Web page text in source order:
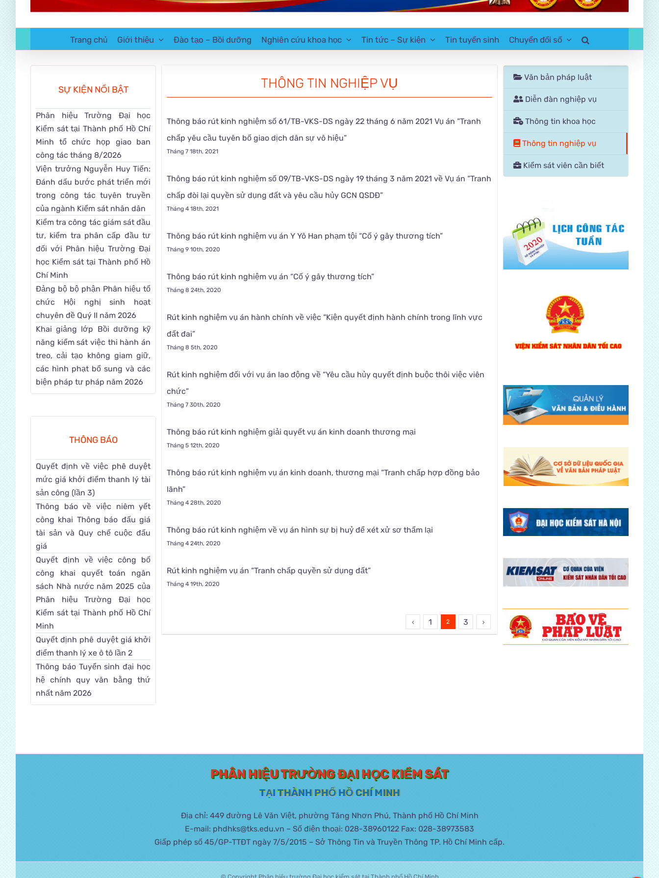
Trang chủ Giới thiệu Đào tạo – Bồi dưỡng Nghiên cứu khoa học Tin tức – Sự kiện Tin tuyển sinh Chuyển đổi số
THÔNG TIN NGHIỆP VỤ
Thông báo rút kinh nghiệm số 61/TB-VKS-DS ngày 22 tháng 6 năm 2021 Vụ án “Tranh
chấp yêu cầu tuyên bố giao dịch dân sự vô hiệu”
Tháng 7 18th, 2021
Thông báo rút kinh nghiệm số 09/TB-VKS-DS ngày 19 tháng 3 năm 2021 về Vụ án “Tranh
chấp đòi lại quyền sử dụng đất và yêu cầu hủy GCN QSDĐ”
Tháng 4 18th, 2021
Thông báo rút kinh nghiệm vụ án Y Yô Han phạm tội “Cố ý gây thương tích”
Tháng 9 10th, 2020
Thông báo rút kinh nghiệm vụ án “Cố ý gây thương tích”
Tháng 8 24th, 2020
Rút kinh nghiệm vụ án hành chính về việc “Kiện quyết định hành chính trong lĩnh vực
đất đai”
Tháng 8 5th, 2020
Rút kinh nghiệm đối với vụ án lao động về “Yêu cầu hủy quyết định buộc thôi việc viên
chức”
Tháng 7 30th, 2020
Thông báo rút kinh nghiệm giải quyết vụ án kinh doanh thương mại
Tháng 5 12th, 2020
Thông báo rút kinh nghiệm vụ án kinh doanh, thương mại “Tranh chấp hợp đồng bảo
lãnh”
Tháng 4 28th, 2020
Thông báo rút kinh nghiệm về vụ án hình sự bị huỷ để xét xử sơ thẩm lại
Tháng 4 24th, 2020
Rút kinh nghiệm vụ án “Tranh chấp quyền sử dụng đất”
Tháng 4 19th, 2020
1 2 3
SỰ KIỆN NỔI BẬT
Phân hiệu Trường Đại học
Kiểm sát tại Thành phố Hồ Chí
Minh tổ chức họp giao ban
công tác tháng 8/2026
Viện trưởng Nguyễn Huy Tiến:
Đánh dấu bước phát triển mới
trong công tác tuyên truyền
của ngành Kiểm sát nhân dân
Kiểm tra công tác giám sát đầu
tư, kiểm tra phân cấp đầu tư
đối với Phân hiệu Trường Đại
học Kiểm sát tại Thành phố Hồ
Chí Minh
Đảng bộ bộ phận Phân hiệu tổ
chức Hội nghị sinh hoạt
chuyên đề Quý II năm 2026
Khai giảng lớp Bồi dưỡng kỹ
năng kiểm sát việc thi hành án
treo, cải tạo không giam giữ,
các hình phạt bổ sung và các
biện pháp tư pháp năm 2026
THÔNG BÁO
Quyết định về việc phê duyệt
mức giá khởi điểm thanh lý tài
sản công (lần 3)
Thông báo về việc niêm yết
công khai Thông báo đấu giá
tài sản và Quy chế cuộc đấu
giá
Quyết định về việc công bố
công khai quyết toán ngân
sách Nhà nước năm 2025 của
Phân hiệu Trường Đại học
Kiểm sát tại Thành phố Hồ Chí
Minh
Quyết định phê duyệt giá khởi
điểm thanh lý xe ô tô lần 2
Thông báo Tuyển sinh đại học
hệ chính quy văn bằng thứ
nhất năm 2026
Văn bản pháp luật
Diễn đàn nghiệp vụ
Thông tin khoa học
Thông tin nghiệp vụ
Kiểm sát viên cần biết
PHÂN HIỆU TRƯỜNG ĐẠI HỌC KIỂM SÁT
TẠI THÀNH PHỐ HỒ CHÍ MINH
Địa chỉ: 449 đường Lê Văn Việt, phường Tăng Nhơn Phú, Thành phố Hồ Chí Minh
E-mail: phdhks@tks.edu.vn – Số điện thoại: 028-38960122 Fax: 028-38973583
Giấp phép số 45/GP-TTĐT ngày 7/5/2015 – Sở Thông Tin và Truyền Thông TP. Hồ Chí Minh cấp.